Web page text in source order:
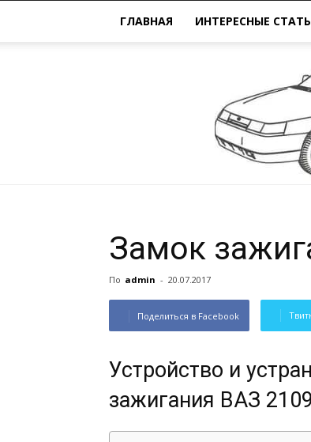
ГЛАВНАЯ ИНТЕРЕСНЫЕ
Замок
По admin - 20.07.2017
Поделиться в Facebook
Устройство и
зажигания ВАЗ 2109